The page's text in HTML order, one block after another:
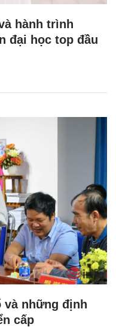
hành trình
đại học top đầu
và những định
cấp